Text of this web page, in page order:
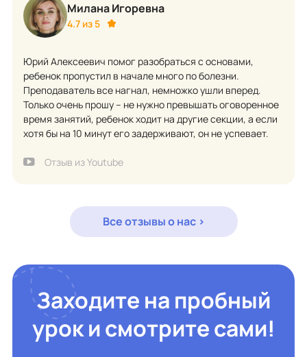
Милана Игоревна
4.7 из 5
Юрий Алексеевич помог разобраться с основами,
ребенок пропустил в начале много по болезни.
Преподаватель все нагнал, немножко ушли вперед.
Только очень прошу – не нужно превышать оговоренное
время занятий, ребенок ходит на другие секции, а если
хотя бы на 10 минут его задерживают, он не успевает.
Отзыв из Youtube
Все отзывы о нас >
Заходите на пробный
урок и смотрите сами!